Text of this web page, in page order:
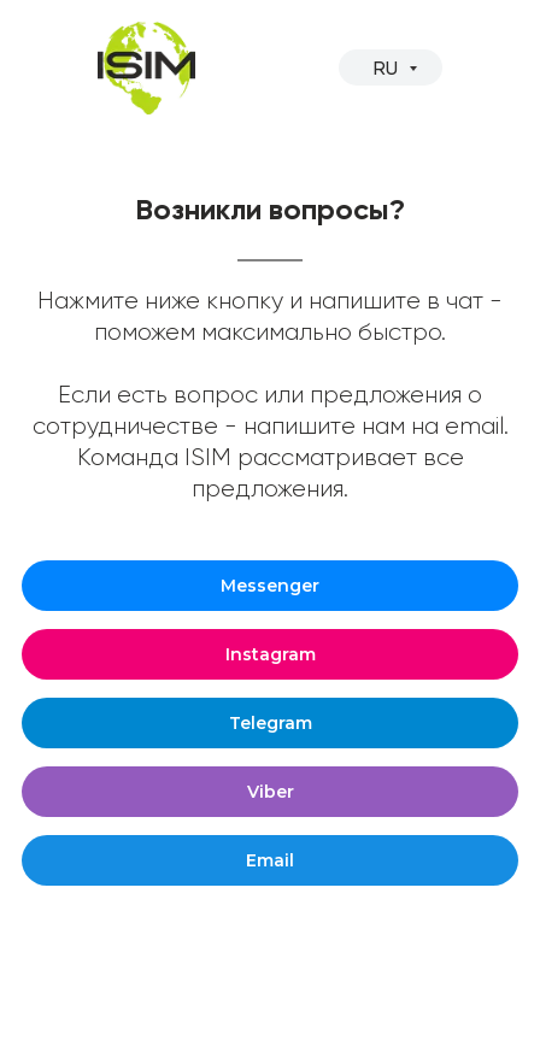
RU
Возникли вопросы?
Нажмите ниже кнопку и напишите в чат -
поможем максимально быстро.
Если есть вопрос или предложения о
сотрудничестве - напишите нам на email.
Команда ISIM рассматривает все
предложения.
Messenger
Instagram
Telegram
Viber
Email